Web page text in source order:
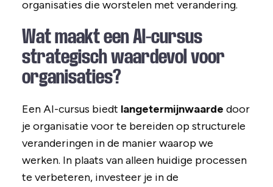
organisaties die worstelen met verandering.
Wat maakt een AI-cursus
strategisch waardevol voor
organisaties?
Een AI-cursus biedt langetermijnwaarde door
je organisatie voor te bereiden op structurele
veranderingen in de manier waarop we
werken. In plaats van alleen huidige processen
te verbeteren, investeer je in de